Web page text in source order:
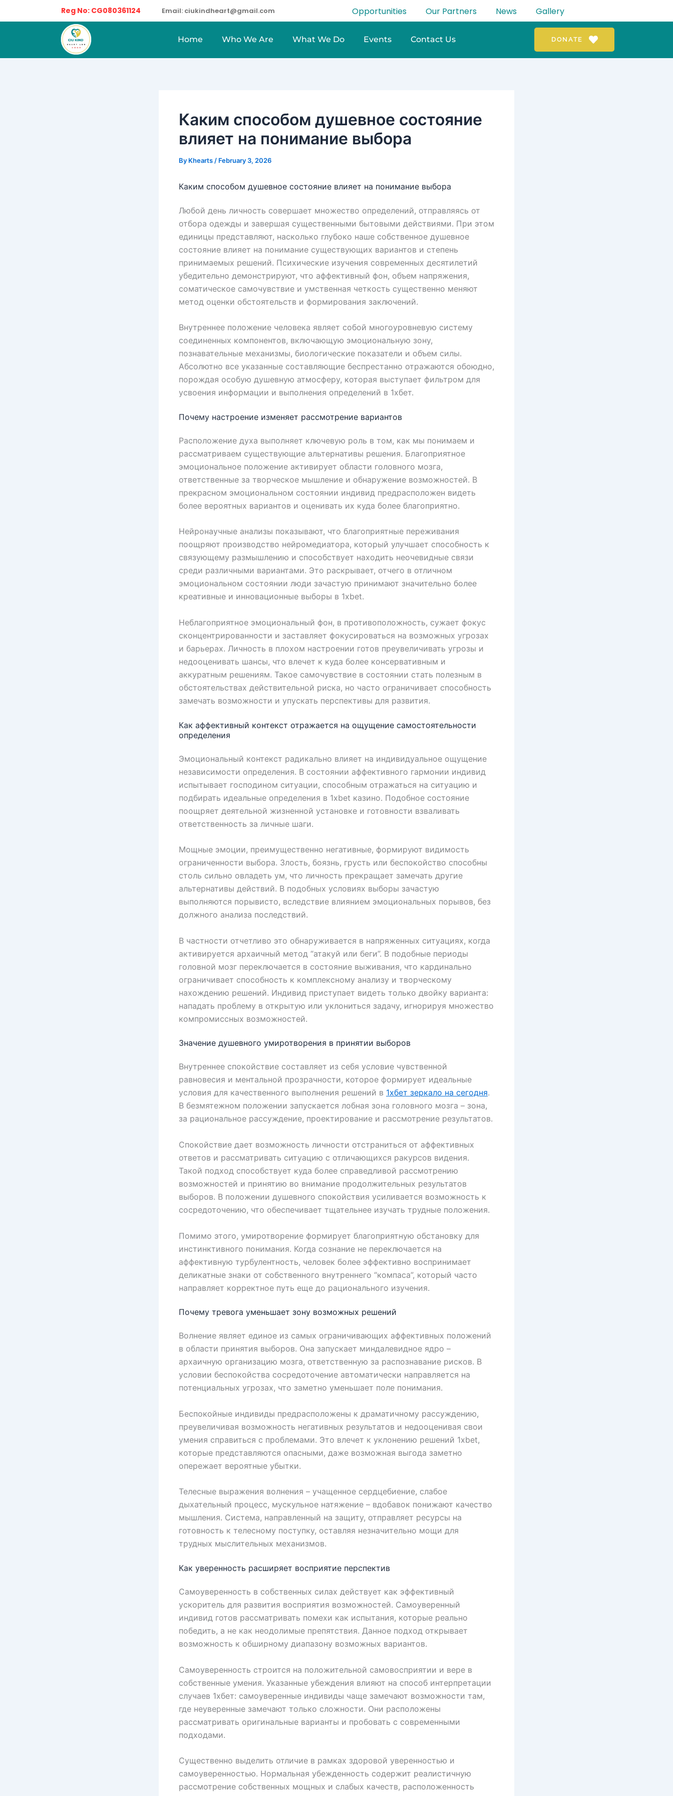
to
Reg No: CG080361124 Email: ciukindheart@gmail.com Opportunities Our Partners News Gallery
Home Who We Are What We Do Events Contact Us DONATE
Каким способом душевное состояние
влияет на понимание выбора
By Khearts / February 3, 2026
Каким способом душевное состояние влияет на понимание выбора
Любой день личность совершает множество определений, отправляясь от
отбора одежды и завершая существенными бытовыми действиями. При этом
единицы представляют, насколько глубоко наше собственное душевное
состояние влияет на понимание существующих вариантов и степень
принимаемых решений. Психические изучения современных десятилетий
убедительно демонстрируют, что аффективный фон, объем напряжения,
соматическое самочувствие и умственная четкость существенно меняют
метод оценки обстоятельств и формирования заключений.
Внутреннее положение человека являет собой многоуровневую систему
соединенных компонентов, включающую эмоциональную зону,
познавательные механизмы, биологические показатели и объем силы.
Абсолютно все указанные составляющие беспрестанно отражаются обоюдно,
порождая особую душевную атмосферу, которая выступает фильтром для
усвоения информации и выполнения определений в 1хбет.
Почему настроение изменяет рассмотрение вариантов
Расположение духа выполняет ключевую роль в том, как мы понимаем и
рассматриваем существующие альтернативы решения. Благоприятное
эмоциональное положение активирует области головного мозга,
ответственные за творческое мышление и обнаружение возможностей. В
прекрасном эмоциональном состоянии индивид предрасположен видеть
более вероятных вариантов и оценивать их куда более благоприятно.
Нейронаучные анализы показывают, что благоприятные переживания
поощряют производство нейромедиатора, который улучшает способность к
связующему размышлению и способствует находить неочевидные связи
среди различными вариантами. Это раскрывает, отчего в отличном
эмоциональном состоянии люди зачастую принимают значительно более
креативные и инновационные выборы в 1xbet.
Неблагоприятное эмоциональный фон, в противоположность, сужает фокус
сконцентрированности и заставляет фокусироваться на возможных угрозах
и барьерах. Личность в плохом настроении готов преувеличивать угрозы и
недооценивать шансы, что влечет к куда более консервативным и
аккуратным решениям. Такое самочувствие в состоянии стать полезным в
обстоятельствах действительной риска, но часто ограничивает способность
замечать возможности и упускать перспективы для развития.
Как аффективный контекст отражается на ощущение самостоятельности
определения
Эмоциональный контекст радикально влияет на индивидуальное ощущение
независимости определения. В состоянии аффективного гармонии индивид
испытывает господином ситуации, способным отражаться на ситуацию и
подбирать идеальные определения в 1xbet казино. Подобное состояние
поощряет деятельной жизненной установке и готовности взваливать
ответственность за личные шаги.
Мощные эмоции, преимущественно негативные, формируют видимость
ограниченности выбора. Злость, боязнь, грусть или беспокойство способны
столь сильно овладеть ум, что личность прекращает замечать другие
альтернативы действий. В подобных условиях выборы зачастую
выполняются порывисто, вследствие влиянием эмоциональных порывов, без
должного анализа последствий.
В частности отчетливо это обнаруживается в напряженных ситуациях, когда
активируется архаичный метод “атакуй или беги”. В подобные периоды
головной мозг переключается в состояние выживания, что кардинально
ограничивает способность к комплексному анализу и творческому
нахождению решений. Индивид приступает видеть только двойку варианта:
нападать проблему в открытую или уклониться задачу, игнорируя множество
компромиссных возможностей.
Значение душевного умиротворения в принятии выборов
Внутреннее спокойствие составляет из себя условие чувственной
равновесия и ментальной прозрачности, которое формирует идеальные
условия для качественного выполнения решений в 1хбет зеркало на сегодня.
В безмятежном положении запускается лобная зона головного мозга – зона,
за рациональное рассуждение, проектирование и рассмотрение результатов.
Спокойствие дает возможность личности отстраниться от аффективных
ответов и рассматривать ситуацию с отличающихся ракурсов видения.
Такой подход способствует куда более справедливой рассмотрению
возможностей и принятию во внимание продолжительных результатов
выборов. В положении душевного спокойствия усиливается возможность к
сосредоточению, что обеспечивает тщательнее изучать трудные положения.
Помимо этого, умиротворение формирует благоприятную обстановку для
инстинктивного понимания. Когда сознание не переключается на
аффективную турбулентность, человек более эффективно воспринимает
деликатные знаки от собственного внутреннего “компаса”, который часто
направляет корректное путь еще до рационального изучения.
Почему тревога уменьшает зону возможных решений
Волнение являет единое из самых ограничивающих аффективных положений
в области принятия выборов. Она запускает миндалевидное ядро –
архаичную организацию мозга, ответственную за распознавание рисков. В
условии беспокойства сосредоточение автоматически направляется на
потенциальных угрозах, что заметно уменьшает поле понимания.
Беспокойные индивиды предрасположены к драматичному рассуждению,
преувеличивая возможность негативных результатов и недооценивая свои
умения справиться с проблемами. Это влечет к уклонению решений 1xbet,
которые представляются опасными, даже возможная выгода заметно
опережает вероятные убытки.
Телесные выражения волнения – учащенное сердцебиение, слабое
дыхательный процесс, мускульное натяжение – вдобавок понижают качество
мышления. Система, направленный на защиту, отправляет ресурсы на
готовность к телесному поступку, оставляя незначительно мощи для
трудных мыслительных механизмов.
Как уверенность расширяет восприятие перспектив
Самоуверенность в собственных силах действует как эффективный
ускоритель для развития восприятия возможностей. Самоуверенный
индивид готов рассматривать помехи как испытания, которые реально
победить, а не как неодолимые препятствия. Данное подход открывает
возможность к обширному диапазону возможных вариантов.
Самоуверенность строится на положительной самовосприятии и вере в
собственные умения. Указанные убеждения влияют на способ интерпретации
случаев 1хбет: самоуверенные индивиды чаще замечают возможности там,
где неуверенные замечают только сложности. Они расположены
рассматривать оригинальные варианты и пробовать с современными
подходами.
Существенно выделить отличие в рамках здоровой уверенностью и
самоуверенностью. Нормальная убежденность содержит реалистичную
рассмотрение собственных мощных и слабых качеств, расположенность